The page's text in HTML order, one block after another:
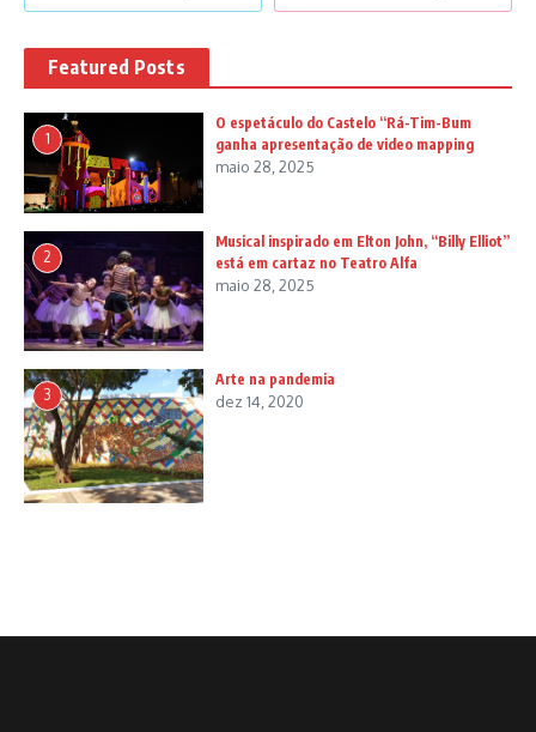
Featured Posts
1
O espetáculo do Castelo “Rá-Tim-Bum
ganha apresentação de video mapping
maio 28, 2025
2
Musical inspirado em Elton John, “Billy Elliot”
está em cartaz no Teatro Alfa
maio 28, 2025
3
Arte na pandemia
dez 14, 2020